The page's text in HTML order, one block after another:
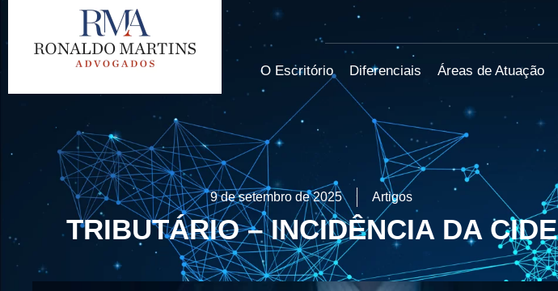
O Escritório Diferenciais Áreas de Atuação
9 de setembro de 2025 Artigos
TRIBUTÁRIO – INCIDÊNCIA DA CIDE